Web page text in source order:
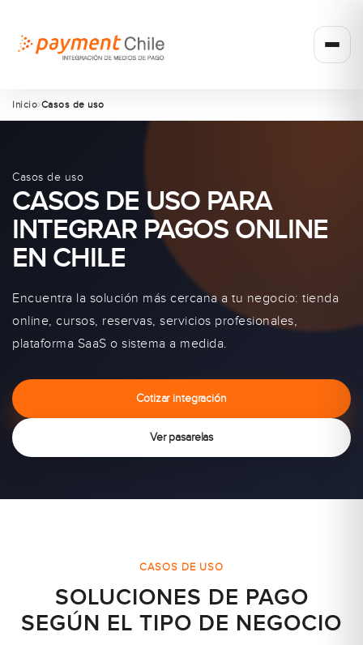
Inicio Casos de uso
Casos de uso
CASOS DE USO PARA
INTEGRAR PAGOS ONLINE
EN CHILE
Encuentra la solución más cercana a tu negocio: tienda
online, cursos, reservas, servicios profesionales,
plataforma SaaS o sistema a medida.
Cotizar integración
Ver pasarelas
CASOS DE USO
SOLUCIONES DE PAGO
SEGÚN EL TIPO DE NEGOCIO